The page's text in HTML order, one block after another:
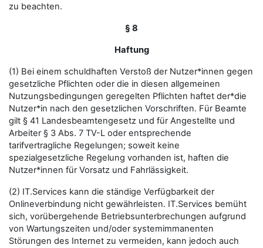
zu beachten.
§ 8
Haftung
(1) Bei einem schuldhaften Verstoß der Nutzer*innen gegen
gesetzliche Pflichten oder die in diesen allgemeinen
Nutzungsbedingungen geregelten Pflichten haftet der*die
Nutzer*in nach den gesetzlichen Vorschriften. Für Beamte
gilt § 41 Landesbeamtengesetz und für Angestellte und
Arbeiter § 3 Abs. 7 TV-L oder entsprechende
tarifvertragliche Regelungen; soweit keine
spezialgesetzliche Regelung vorhanden ist, haften die
Nutzer*innen für Vorsatz und Fahrlässigkeit.
(2) IT.Services kann die ständige Verfügbarkeit der
Onlineverbindung nicht gewährleisten. IT.Services bemüht
sich, vorübergehende Betriebsunterbrechungen aufgrund
von Wartungszeiten und/oder systemimmanenten
Störungen des Internet zu vermeiden, kann jedoch auch